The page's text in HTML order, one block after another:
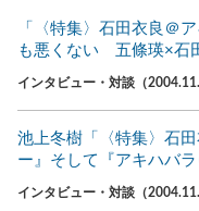
「〈特集〉石田衣良＠
も悪くない 五條瑛×石
インタビュー・対談（
池上冬樹「〈特集〉石
ー』そして『アキハバラ
インタビュー・対談（